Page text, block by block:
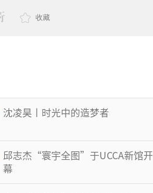
收藏
沈凌昊丨时光中的造梦者
邱志杰“寰宇全图”于UCCA新馆开
幕